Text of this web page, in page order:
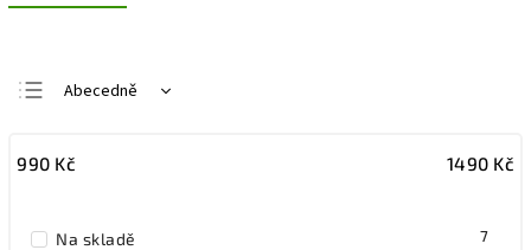
Abecedně
Nejdražší
990 Kč 1490 Kč
Na skladě 7